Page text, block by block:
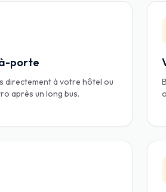
porte
directement à votre hôtel ou
après un long bus.